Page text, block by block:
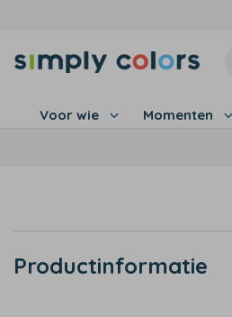
Voor wie Momenten
Productinformatie